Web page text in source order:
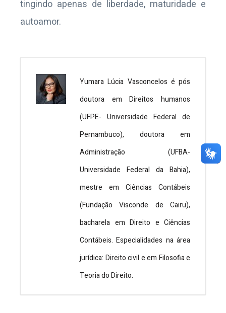
tingindo apenas de liberdade, maturidade e
autoamor.
Yumara Lúcia Vasconcelos é pós
doutora em Direitos humanos
(UFPE- Universidade Federal de
Pernambuco), doutora em
Administração (UFBA-
Universidade Federal da Bahia),
mestre em Ciências Contábeis
(Fundação Visconde de Cairu),
bacharela em Direito e Ciências
Contábeis. Especialidades na área
jurídica: Direito civil e em Filosofia e
Teoria do Direito.